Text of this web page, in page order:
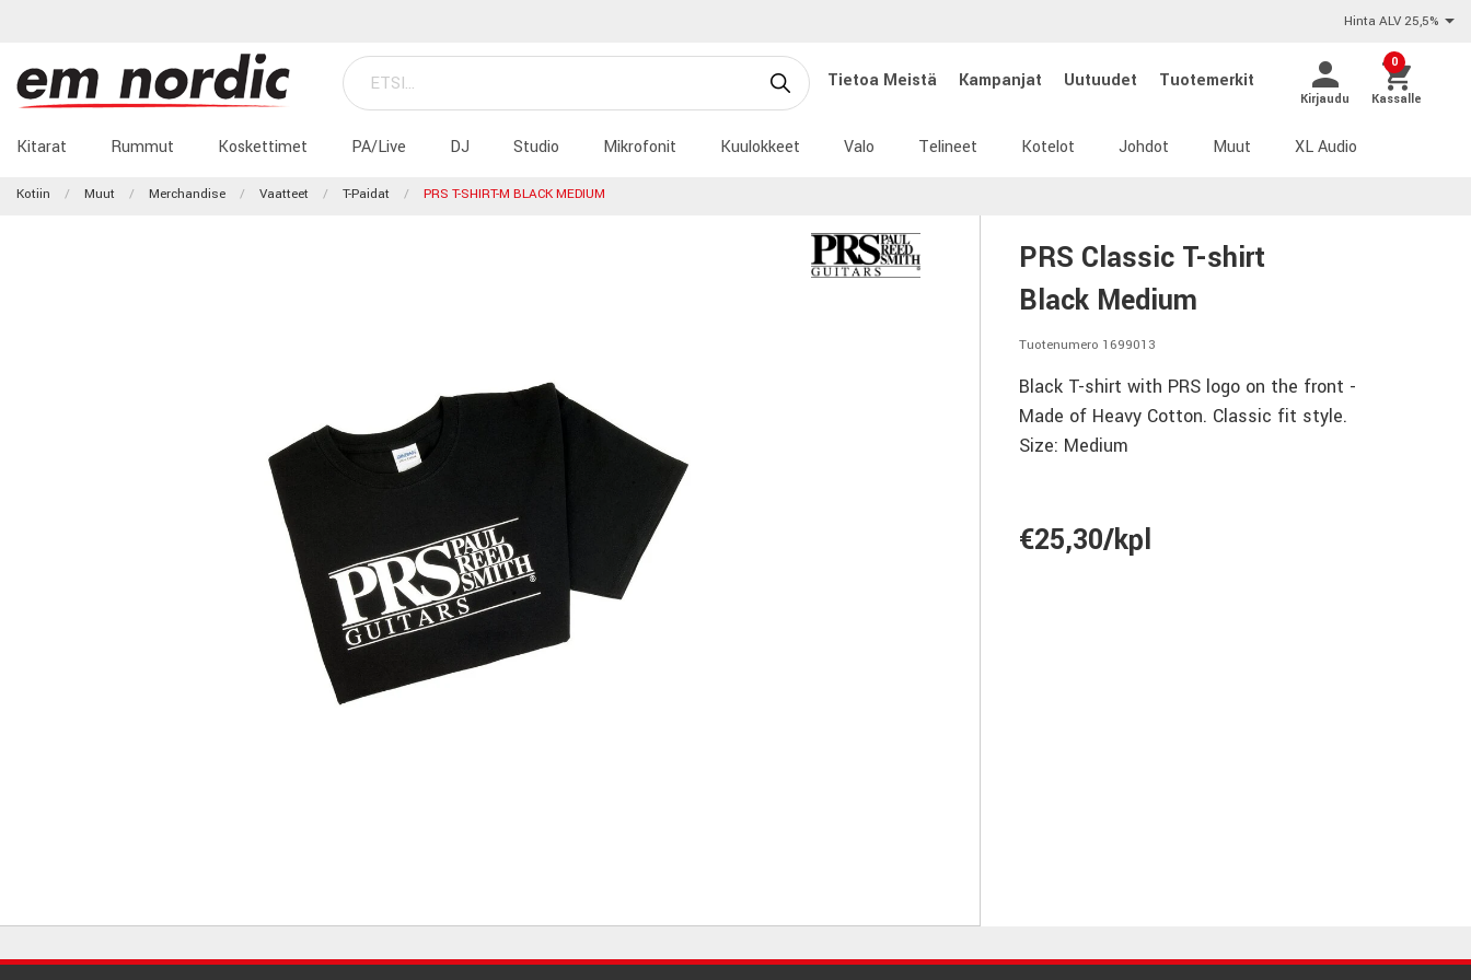
Hinta ALV 25,5%
Tietoa Meistä Kampanjat Uutuudet Tuotemerkit
Kirjaudu
0
Kassalle
Kitarat Rummut Koskettimet PA/Live DJ Studio Mikrofonit Kuulokkeet Valo Telineet Kotelot Johdot Muut XL Audio
Kotiin Muut Merchandise Vaatteet T-Paidat PRS T-SHIRT-M BLACK MEDIUM
PRS Classic T-shirt
Black Medium
Tuotenumero 1699013
Black T-shirt with PRS logo on the front -
Made of Heavy Cotton. Classic fit style.
Size: Medium
€25,30/kpl